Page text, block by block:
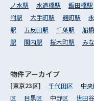
ノ水駅
水道橋駅 飯田橋駅
附駅
大手町駅 麹町駅
駅
五反田駅 千葉駅 船
駅
関内駅 桜木町駅 み
物件アーカイブ
[東京23区] 千代田区 中
区
目黒区 中野区 世田